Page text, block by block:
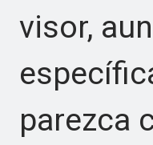
visor,
parezca